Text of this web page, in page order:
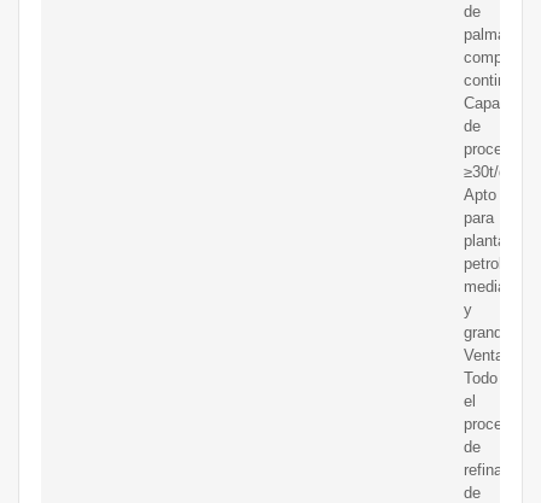
de
palma
continua
Capacidad
de
≥30t/d
Apto
para
plantas
petroleras
medianas
y
grandes.
Ventajas:
Todo
el
proceso
de
refinación
de